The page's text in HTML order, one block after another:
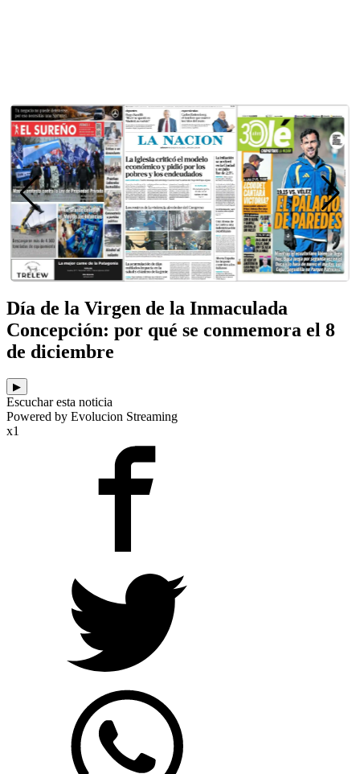
Día de la Virgen de la Inmaculada
Concepción: por qué se conmemora el 8
de diciembre
▶
Escuchar esta noticia
Powered by Evolucion Streaming
x1